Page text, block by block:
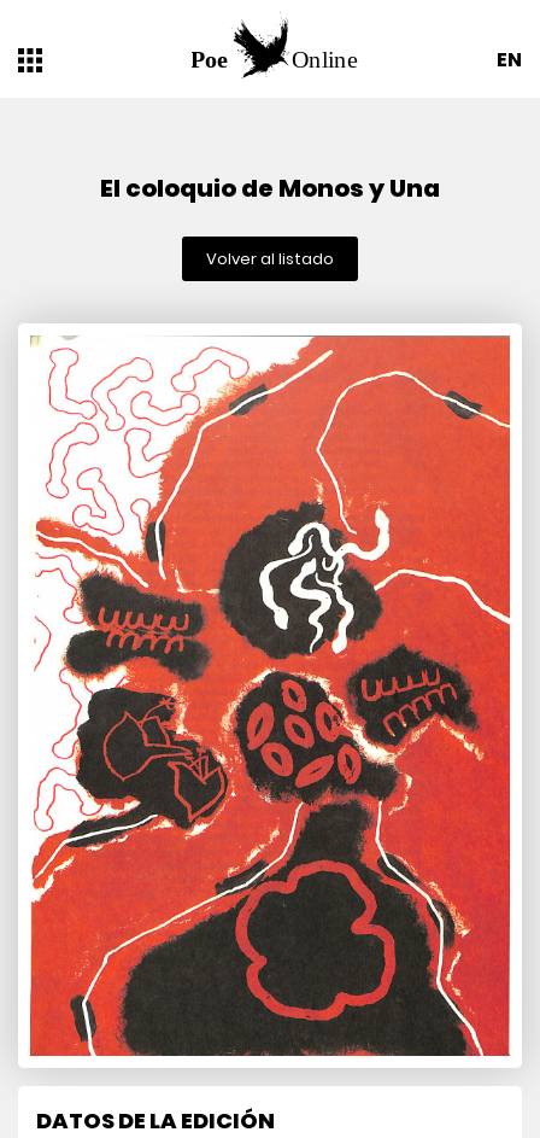
EN
El coloquio de Monos y Una
Volver al listado
DATOS DE LA EDICIÓN